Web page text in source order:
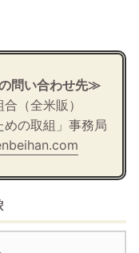
問い合わせ先≫
（全米販）
めの取組」事務局